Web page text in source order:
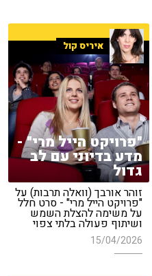
איריס קול
"פרויקט הייל מרי" -
מדע בדיוני עם לב
גדול
זוהר אורבך (וואלה תרבות) על
"פרויקט הייל מרי" - סרט חלל
על משימה להצלת השמש
ושיתוף פעולה בלתי צפוי
15/04/2026